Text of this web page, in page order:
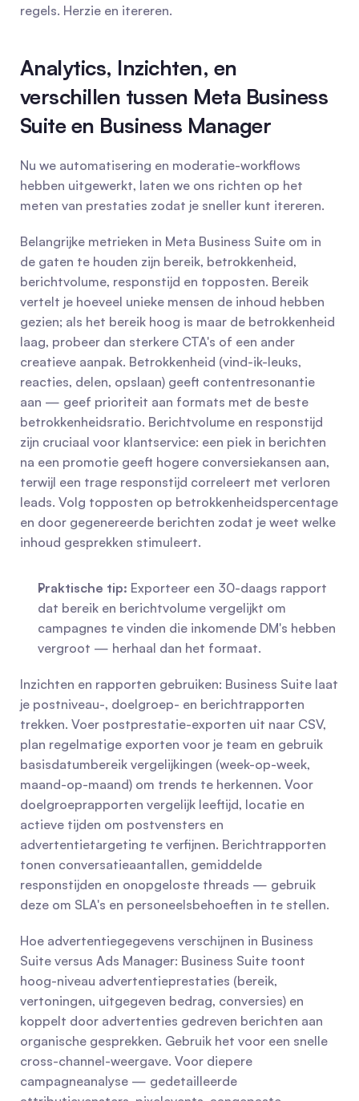
regels. Herzie en itereren.
Analytics, Inzichten, en
verschillen tussen Meta Business
Suite en Business Manager
Nu we automatisering en moderatie-workflows
hebben uitgewerkt, laten we ons richten op het
meten van prestaties zodat je sneller kunt itereren.
Belangrijke metrieken in Meta Business Suite om in
de gaten te houden zijn bereik, betrokkenheid,
berichtvolume, responstijd en topposten. Bereik
vertelt je hoeveel unieke mensen de inhoud hebben
gezien; als het bereik hoog is maar de betrokkenheid
laag, probeer dan sterkere CTA's of een ander
creatieve aanpak. Betrokkenheid (vind-ik-leuks,
reacties, delen, opslaan) geeft contentresonantie
aan — geef prioriteit aan formats met de beste
betrokkenheidsratio. Berichtvolume en responstijd
zijn cruciaal voor klantservice: een piek in berichten
na een promotie geeft hogere conversiekansen aan,
terwijl een trage responstijd correleert met verloren
leads. Volg topposten op betrokkenheidspercentage
en door gegenereerde berichten zodat je weet welke
inhoud gesprekken stimuleert.
Praktische tip: Exporteer een 30-daags rapport
dat bereik en berichtvolume vergelijkt om
campagnes te vinden die inkomende DM's hebben
vergroot — herhaal dan het formaat.
Inzichten en rapporten gebruiken: Business Suite laat
je postniveau-, doelgroep- en berichtrapporten
trekken. Voer postprestatie-exporten uit naar CSV,
plan regelmatige exporten voor je team en gebruik
basisdatumbereik vergelijkingen (week-op-week,
maand-op-maand) om trends te herkennen. Voor
doelgroeprapporten vergelijk leeftijd, locatie en
actieve tijden om postvensters en
advertentietargeting te verfijnen. Berichtrapporten
tonen conversatieaantallen, gemiddelde
responstijden en onopgeloste threads — gebruik
deze om SLA's en personeelsbehoeften in te stellen.
Hoe advertentiegegevens verschijnen in Business
Suite versus Ads Manager: Business Suite toont
hoog-niveau advertentieprestaties (bereik,
vertoningen, uitgegeven bedrag, conversies) en
koppelt door advertenties gedreven berichten aan
organische gesprekken. Gebruik het voor een snelle
cross-channel-weergave. Voor diepere
campagneanalyse — gedetailleerde